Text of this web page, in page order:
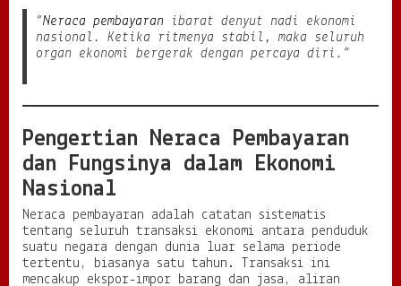
i
s
m
a
u
N
“Neraca pembayaran ibarat denyut nadi ekonomi
nasional. Ketika ritmenya stabil, maka seluruh
organ ekonomi bergerak dengan percaya diri.”
Pengertian Neraca Pembayaran
dan Fungsinya dalam Ekonomi
Nasional
Neraca pembayaran adalah catatan sistematis
tentang seluruh transaksi ekonomi antara penduduk
suatu negara dengan dunia luar selama periode
tertentu, biasanya satu tahun. Transaksi ini
mencakup ekspor-impor barang dan jasa, aliran